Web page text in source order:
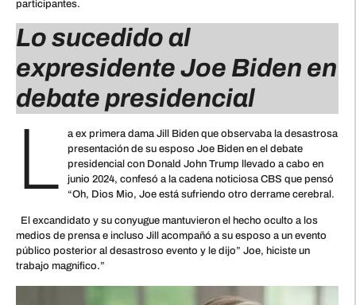
participantes.
Lo sucedido al
expresidente Joe Biden en
debate presidencial
L
a ex primera dama Jill Biden que observaba la desastrosa
presentación de su esposo Joe Biden en el debate
presidencial con Donald John Trump llevado a cabo en
junio 2024, confesó a la cadena noticiosa CBS que pensó
“Oh, Dios Mio, Joe está sufriendo otro derrame cerebral.
El excandidato y su conyugue mantuvieron el hecho oculto a los
medios de prensa e incluso Jill acompañó a su esposo a un evento
público posterior al desastroso evento y le dijo” Joe, hiciste un
trabajo magnifico.”